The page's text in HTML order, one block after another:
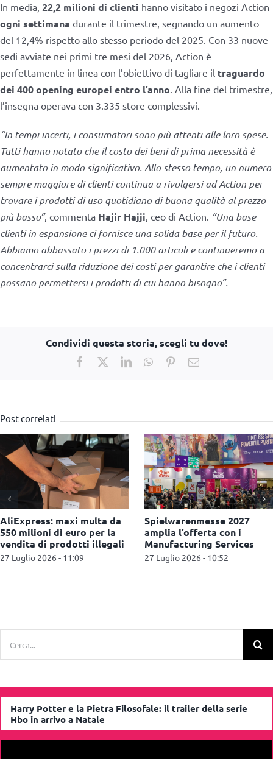
In media, 22,2 milioni di clienti hanno visitato i negozi Action
ogni settimana durante il trimestre, segnando un aumento
del 12,4% rispetto allo stesso periodo del 2025. Con 33 nuove
sedi avviate nei primi tre mesi del 2026, Action è
perfettamente in linea con l’obiettivo di tagliare il traguardo
dei 400 opening europei entro l’anno. Alla fine del trimestre,
l’insegna operava con 3.335 store complessivi.
“In tempi incerti, i consumatori sono più attenti alle loro spese.
Tutti hanno notato che il costo dei beni di prima necessità è
aumentato in modo significativo. Allo stesso tempo, un numero
sempre maggiore di clienti continua a rivolgersi ad Action per
trovare i prodotti di uso quotidiano di buona qualità al prezzo
più basso”, commenta Hajir Hajji, ceo di Action. “Una base
clienti in espansione ci fornisce una solida base per il futuro.
Abbiamo abbassato i prezzi di 1.000 articoli e continueremo a
concentrarci sulla riduzione dei costi per garantire che i clienti
possano permettersi i prodotti di cui hanno bisogno”.
Condividi questa storia, scegli tu dove!
Facebook
X LinkedInWhatsApp
PinterestEmail
Post correlati
Niente smartphone e tablet
sotto i tre anni: la proposta
di legge al Senato
24 Luglio 2026 - 10:30
Abilmente torna con
quattro appuntamenti in
autunno
21 Luglio 2026 - 11:46
Harry Potter e la Pietra Filosofale: il trailer della serie
Hbo in arrivo a Natale